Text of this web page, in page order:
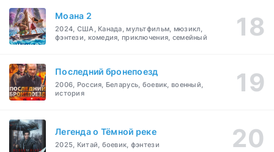
Моана 2
2024, США, Канада, мультфильм, мюзикл,
фэнтези, комедия, приключения, семейный
Последний бронепоезд
2006, Россия, Беларусь, боевик, военный,
история
Легенда о Тёмной реке
2025, Китай, боевик, фэнтези